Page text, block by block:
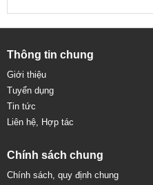
Thông tin chung
Giới thiệu
Tuyển dụng
Tin tức
Liên hệ, Hợp tác
Chính sách chung
Chính sách, quy định chung